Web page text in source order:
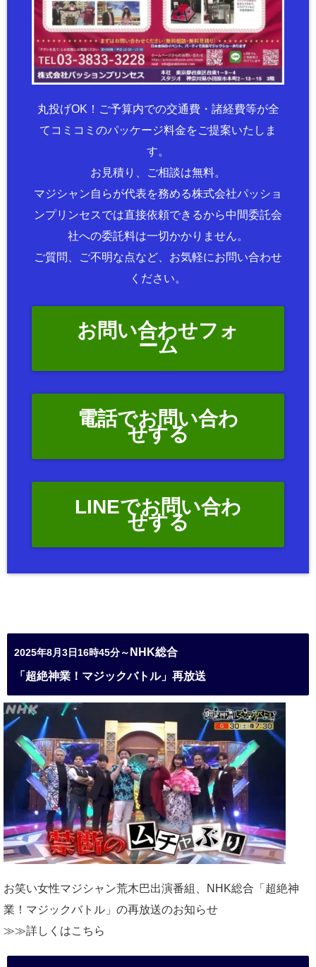
丸投げOK！ご予算内での交通費・諸経費等が全
てコミコミのパッケージ料金をご提案いたしま
す。
お見積り、ご相談は無料。
マジシャン自らが代表を務める株式会社パッショ
ンプリンセスでは直接依頼できるから中間委託会
社への委託料は一切かかりません。
ご質問、ご不明な点など、お気軽にお問い合わせ
ください。
お問い合わせフォ
ーム
電話でお問い合わ
せする
LINEでお問い合わ
せする
2025年8月3日16時45分～ NHK総合
「超絶神業！マジックバトル」再放送
お笑い女性マジシャン荒木巴出演番組、
NHK総合「超絶神
業！マジックバトル」の再放送のお知らせ
≫≫詳しくはこちら